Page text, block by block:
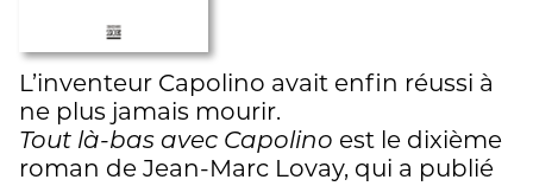
L’inventeur Capolino avait enfin réussi à
ne plus jamais mourir.
Tout là-bas avec Capolino est le dixième
roman de Jean-Marc Lovay, qui a publié